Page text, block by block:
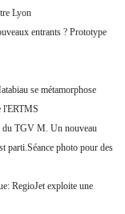
Lyon
entrants ? Prototype
se métamorphose
l'ERTMS
du TGV M. Un nouveau
parti.Séance photo pour des
RegioJet exploite une